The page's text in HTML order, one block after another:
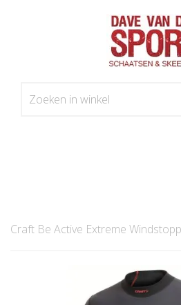
Craft Be Active Extreme